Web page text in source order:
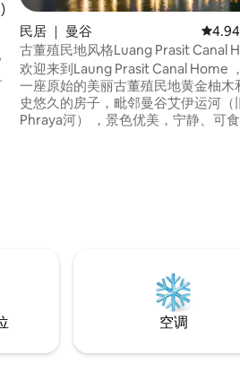
分（满分 5 分），共 3,494 条评价
民居 ｜ 曼谷 平均
古董殖民地风格Luang Prasit Canal
Nr BTS
欢迎来到Laung Prasit Canal Home
一座原始的美丽古董殖民地黄金柚木
史悠久的房子，毗邻曼谷艾伊运河（
Phraya河） ，景色优美，宁静、可食
空调